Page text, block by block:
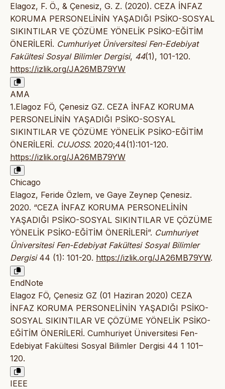
Elagoz, F. Ö., & Çenesiz, G. Z. (2020). CEZA İNFAZ
KORUMA PERSONELİNİN YAŞADIĞI PSİKO-SOSYAL
SIKINTILAR VE ÇÖZÜME YÖNELİK PSİKO-EĞİTİM
ÖNERİLERİ. Cumhuriyet Üniversitesi Fen-Edebiyat
Fakültesi Sosyal Bilimler Dergisi, 44(1), 101-120.
https://izlik.org/JA26MB79YW
AMA
1.Elagoz FÖ, Çenesiz GZ. CEZA İNFAZ KORUMA
PERSONELİNİN YAŞADIĞI PSİKO-SOSYAL
SIKINTILAR VE ÇÖZÜME YÖNELİK PSİKO-EĞİTİM
ÖNERİLERİ. CUJOSS. 2020;44(1):101-120.
https://izlik.org/JA26MB79YW
Chicago
Elagoz, Feride Özlem, ve Gaye Zeynep Çenesiz.
2020. “CEZA İNFAZ KORUMA PERSONELİNİN
YAŞADIĞI PSİKO-SOSYAL SIKINTILAR VE ÇÖZÜME
YÖNELİK PSİKO-EĞİTİM ÖNERİLERİ”. Cumhuriyet
Üniversitesi Fen-Edebiyat Fakültesi Sosyal Bilimler
Dergisi44 (1): 101-20. https://izlik.org/JA26MB79YW.
EndNote
Elagoz FÖ, Çenesiz GZ (01 Haziran 2020) CEZA
İNFAZ KORUMA PERSONELİNİN YAŞADIĞI PSİKO-
SOSYAL SIKINTILAR VE ÇÖZÜME YÖNELİK PSİKO-
EĞİTİM ÖNERİLERİ. Cumhuriyet Üniversitesi Fen-
Edebiyat Fakültesi Sosyal Bilimler Dergisi 44 1 101–
120.
IEEE